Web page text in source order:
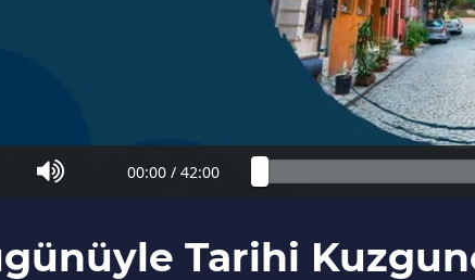
00:00 / 42:00
Tarihi